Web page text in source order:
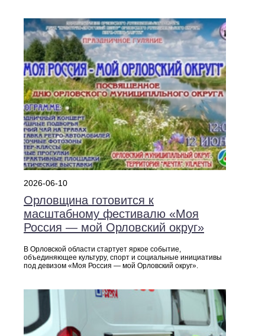
2026-06-10
Орловщина готовится к
масштабному фестивалю «Моя
Россия — мой Орловский округ»
В Орловской области стартует яркое событие,
объединяющее культуру, спорт и социальные инициативы
под девизом «Моя Россия — мой Орловский округ».